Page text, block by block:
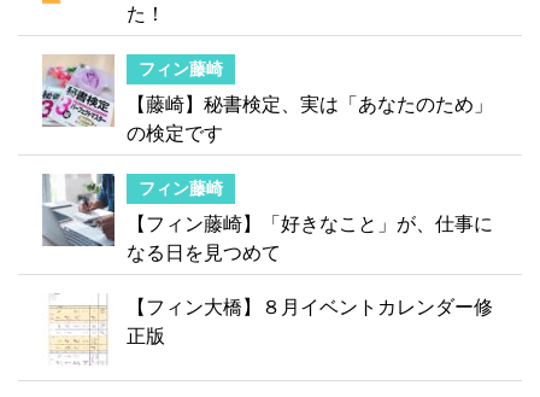
た！
フィン藤崎
【藤崎】秘書検定、実は「あなたのため」
の検定です
フィン藤崎
【フィン藤崎】「好きなこと」が、仕事に
なる日を見つめて
【フィン大橋】８月イベントカレンダー修
正版